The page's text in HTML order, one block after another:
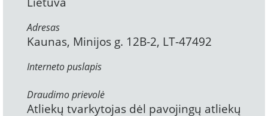
Adresas
Kaunas, Minijos g. 12B-2, LT-47492
Interneto puslapis
Draudimo prievolė
Atliekų tvarkytojas dėl pavojingų atliekų